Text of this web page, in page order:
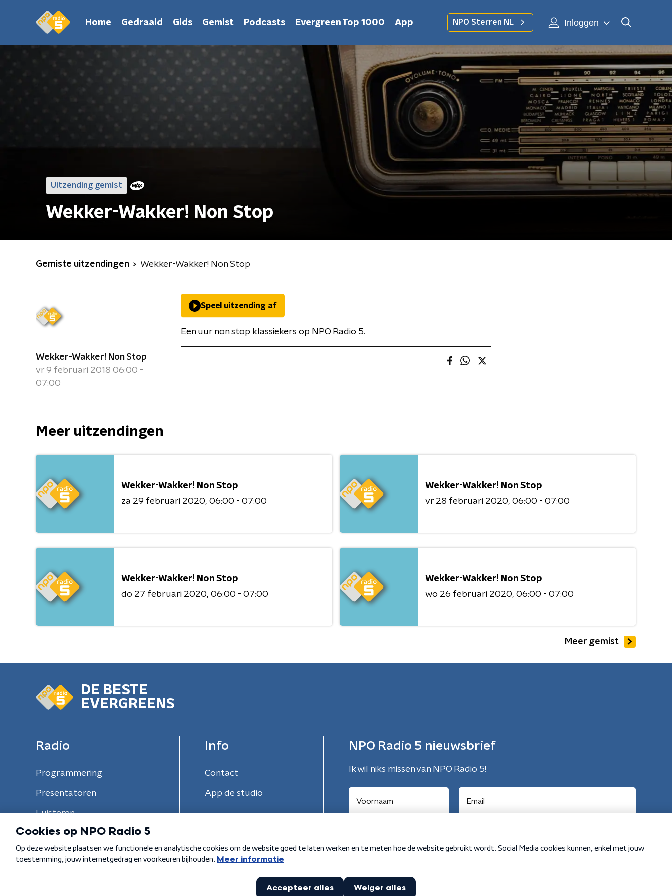
Home Gedraaid Gids Gemist Podcasts Evergreen Top 1000 App NPO Sterren NL Inloggen
Uitzending gemist
Wekker-Wakker! Non Stop
Gemiste uitzendingen Wekker-Wakker! Non Stop
Wekker-Wakker! Non Stop
vr 9 februari 2018 06:00 -
07:00
Speel uitzending af
Een uur non stop klassiekers op NPO Radio 5.
Meer uitzendingen
Wekker-Wakker! Non Stop
za 29 februari 2020 06:00 - 07:00
Wekker-Wakker! Non Stop
vr 28 februari 2020 06:00 - 07:00
Wekker-Wakker! Non Stop
do 27 februari 2020 06:00 - 07:00
Wekker-Wakker! Non Stop
wo 26 februari 2020 06:00 - 07:00
Meer gemist
DE BESTE
EVERGREENS
Radio
Programmering
Presentatoren
Luisteren
Info
Contact
App de studio
NPO Radio 5 nieuwsbrief
Ik wil niks missen van NPO Radio 5!
Algemene voorwaarden Privacybeleid